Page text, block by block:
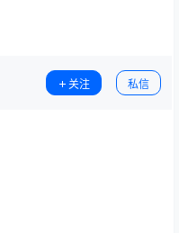
关注 私信